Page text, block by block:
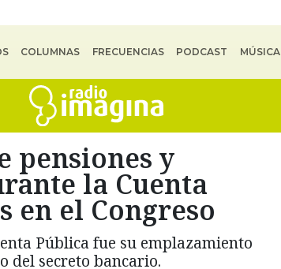
COLUMNAS FRECUENCIAS PODCAST MÚSICA
pensiones y
la Cuenta
en el Congreso
Pública fue su emplazamiento
del secreto bancario.